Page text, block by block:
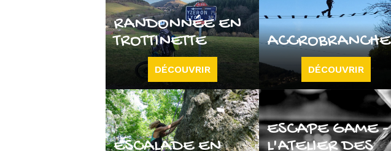
RANDONNÉE EN
TROTTINETTE
DÉCOUVRIR
ACCROBRANCHE
DÉCOUVRIR
ESCALADE EN
ESCAPE GAME -
L'ATELIER DES